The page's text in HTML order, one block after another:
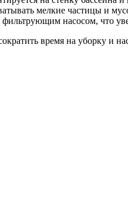
мелкие частицы и
насосом, что
время на уборку и